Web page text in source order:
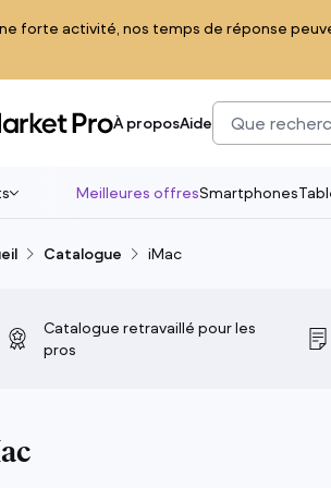
forte activité, nos temps de réponse
À proposAide
vos équipes. Des
avec jusqu’à
Meilleures offresSmartphones
Catalogue iMac
Catalogue retravaillé pour les
pros